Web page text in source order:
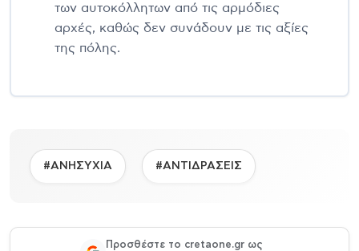
των αυτοκόλλητων από τις αρμόδιες
αρχές, καθώς δεν συνάδουν με τις αξίες
της πόλης.
#ΑΝΗΣΥΧΙΑ #ΑΝΤΙΔΡΑΣΕΙΣ
Προσθέστε το cretaone.gr ως